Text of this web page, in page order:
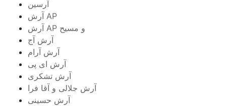
آرسین
آرش AP
آرش AP و مسیح
آرش آج
آرش آرام
آرش ای پی
آرش تشکری
آرش جلالی و آقا فرا
آرش حسینی